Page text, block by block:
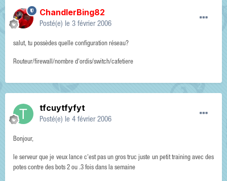
ChandlerBing82
Posté(e) le 3 février 2006
salut, tu possèdes quelle configuration réseau?
Routeur/firewall/nombre d'ordis/switch/cafetiere
tfcuytfyfyt
Posté(e) le 4 février 2006
Bonjour,
le serveur que je veux lance c'est pas un gros truc juste un petit training avec des
potes contre des bots 2 ou .3 fois dans la semaine